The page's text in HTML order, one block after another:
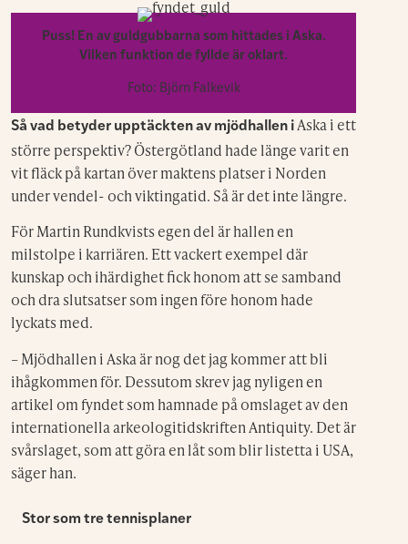
Puss! En av guldgubbarna som hittades i Aska.
Vilken funktion de fyllde är oklart.
Foto: Björn Falkevik
Så vad betyder upptäckten av mjödhallen iAska i ett
större perspektiv? Östergötland hade länge varit en
vit fläck på kartan över maktens platser i Norden
under vendel- och viktingatid. Så är det inte längre.
För Martin Rundkvists egen del är hallen en
milstolpe i karriären. Ett vackert exempel där
kunskap och ihärdighet fick honom att se samband
och dra slutsatser som ingen före honom hade
lyckats med.
– Mjödhallen i Aska är nog det jag kommer att bli
ihågkommen för. Dessutom skrev jag nyligen en
artikel om fyndet som hamnade på omslaget av den
internationella arkeologitidskriften Antiquity. Det är
svårslaget, som att göra en låt som blir listetta i USA,
säger han.
Stor som tre tennisplaner